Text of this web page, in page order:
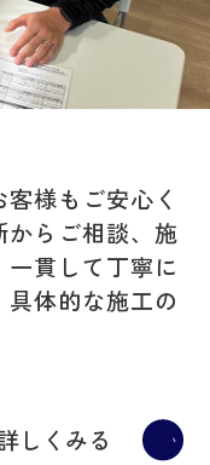
様もご安心く
からご相談、施
貫して丁寧に
体的な施工の
しくみる